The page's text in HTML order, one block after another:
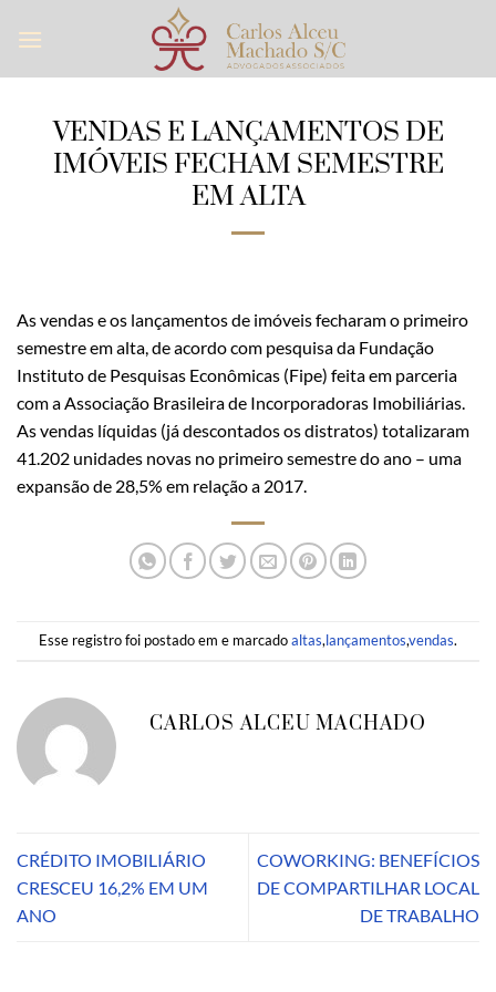
VENDAS E LANÇAMENTOS DE
IMÓVEIS FECHAM SEMESTRE
EM ALTA
As vendas e os lançamentos de imóveis fecharam o primeiro
semestre em alta, de acordo com pesquisa da Fundação
Instituto de Pesquisas Econômicas (Fipe) feita em parceria
com a Associação Brasileira de Incorporadoras Imobiliárias.
As vendas líquidas (já descontados os distratos) totalizaram
41.202 unidades novas no primeiro semestre do ano – uma
expansão de 28,5% em relação a 2017.
Esse registro foi postado em e marcadoaltas,lançamentos,vendas.
CARLOS ALCEU MACHADO
CRÉDITO IMOBILIÁRIO
CRESCEU 16,2% EM UM
ANO
COWORKING: BENEFÍCIOS
DE COMPARTILHAR LOCAL
DE TRABALHO